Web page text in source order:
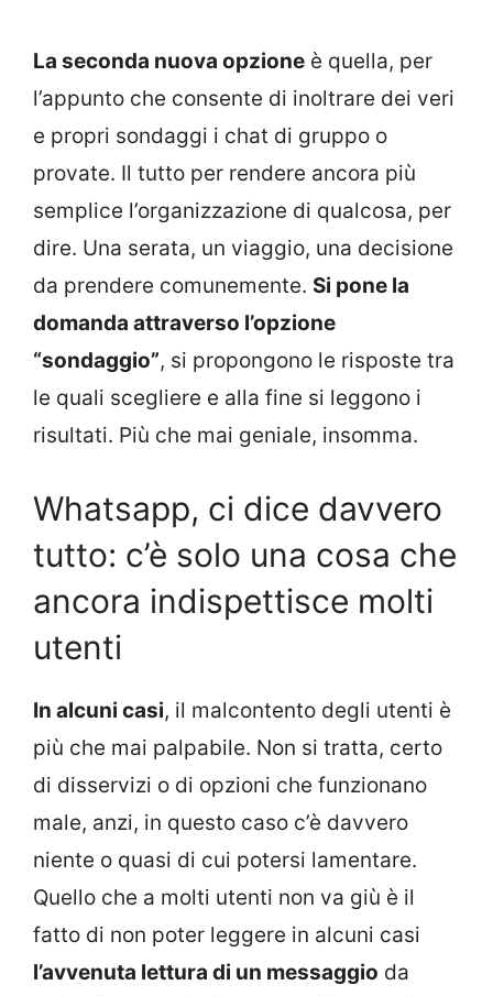
La seconda nuova opzione è quella, per
l’appunto che consente di inoltrare dei veri
e propri sondaggi i chat di gruppo o
provate. Il tutto per rendere ancora più
semplice l’organizzazione di qualcosa, per
dire. Una serata, un viaggio, una decisione
da prendere comunemente. Si pone la
domanda attraverso l’opzione
“sondaggio”, si propongono le risposte tra
le quali scegliere e alla fine si leggono i
risultati. Più che mai geniale, insomma.
Whatsapp, ci dice davvero
tutto: c’è solo una cosa che
ancora indispettisce molti
utenti
In alcuni casi, il malcontento degli utenti è
più che mai palpabile. Non si tratta, certo
di disservizi o di opzioni che funzionano
male, anzi, in questo caso c’è davvero
niente o quasi di cui potersi lamentare.
Quello che a molti utenti non va giù è il
fatto di non poter leggere in alcuni casi
l’avvenuta lettura di un messaggio da